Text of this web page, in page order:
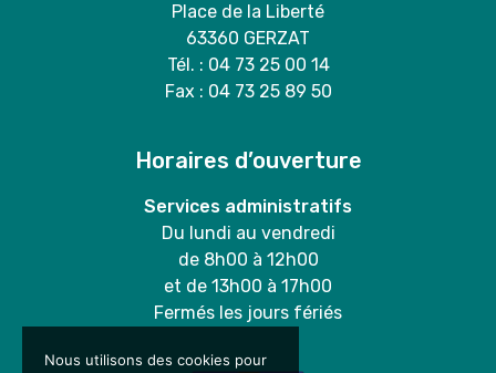
Place de la Liberté
63360 GERZAT
Tél. : 04 73 25 00 14
Fax : 04 73 25 89 50
Horaires d’ouverture
Services administratifs
Du lundi au vendredi
de 8h00 à 12h00
et de 13h00 à 17h00
Fermés les jours fériés
Nous utilisons des cookies pour